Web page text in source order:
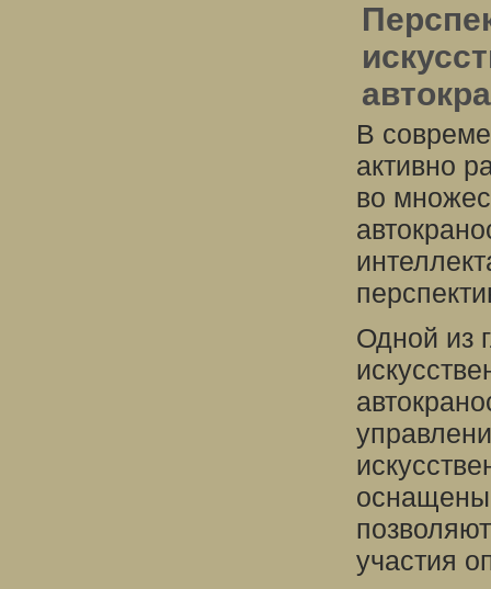
В
активно
во
Одной из
оснащены
участия